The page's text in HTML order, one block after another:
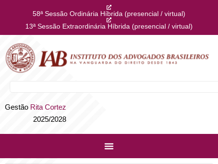
58ª Sessão Ordinária Híbrida (presencial / virtual)
13ª Sessão Extraordinária Híbrida (presencial / virtual)
Gestão Rita Cortez
2025/2028